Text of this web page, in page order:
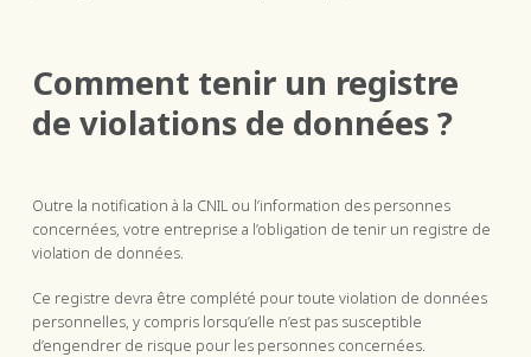
Comment tenir un registre
de violations de données ?
Outre la notification à la CNIL ou l’information des personnes
concernées, votre entreprise a l’obligation de tenir un registre de
violation de données.
Ce registre devra être complété pour toute violation de données
personnelles, y compris lorsqu’elle n’est pas susceptible
d’engendrer de risque pour les personnes concernées.